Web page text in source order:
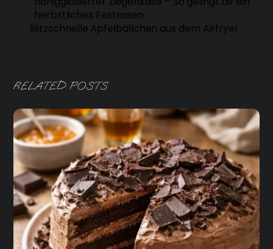
herbstliches Festessen
Blitzschnelle Apfelbällchen aus dem Airfryer
RELATED POSTS